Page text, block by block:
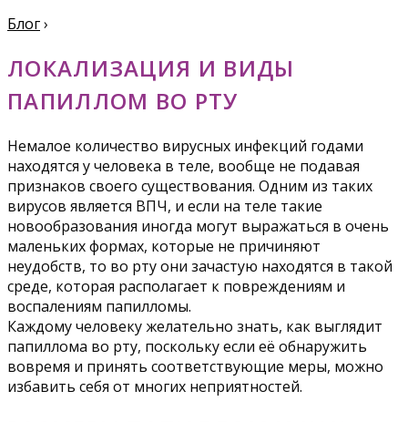
Блог›
ЛОКАЛИЗАЦИЯ И ВИДЫ
ПАПИЛЛОМ ВО РТУ
Немалое количество вирусных инфекций годами
находятся у человека в теле, вообще не подавая
признаков своего существования. Одним из таких
вирусов является ВПЧ, и если на теле такие
новообразования иногда могут выражаться в очень
маленьких формах, которые не причиняют
неудобств, то во рту они зачастую находятся в такой
среде, которая располагает к повреждениям и
воспалениям папилломы.
Каждому человеку желательно знать, как выглядит
папиллома во рту, поскольку если её обнаружить
вовремя и принять соответствующие меры, можно
избавить себя от многих неприятностей.